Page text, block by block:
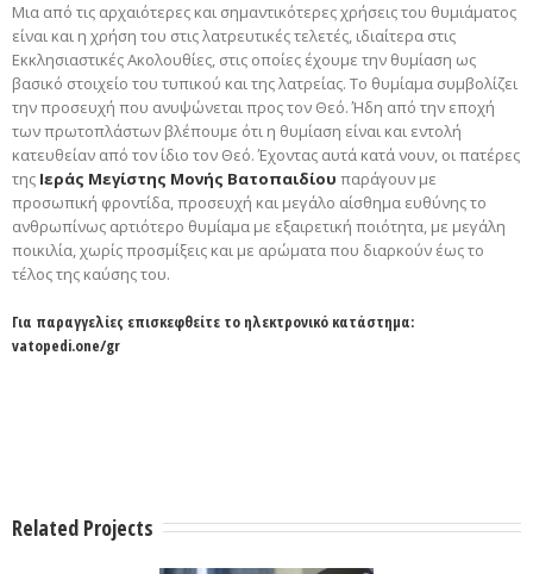
Μια από τις αρχαιότερες και σημαντικότερες χρήσεις του θυμιάματος
είναι και η χρήση του στις λατρευτικές τελετές, ιδιαίτερα στις
Εκκλησιαστικές Ακολουθίες, στις οποίες έχουμε την θυμίαση ως
βασικό στοιχείο του τυπικού και της λατρείας. Το θυμίαμα συμβολίζει
την προσευχή που ανυψώνεται προς τον Θεό. Ήδη από την εποχή
των πρωτοπλάστων βλέπουμε ότι η θυμίαση είναι και εντολή
κατευθείαν από τον ίδιο τον Θεό. Έχοντας αυτά κατά νουν, οι πατέρες
της Ιεράς Μεγίστης Μονής Βατοπαιδίου παράγουν με
προσωπική φροντίδα, προσευχή και μεγάλο αίσθημα ευθύνης το
ανθρωπίνως αρτιότερο θυμίαμα με εξαιρετική ποιότητα, με μεγάλη
ποικιλία, χωρίς προσμίξεις και με αρώματα που διαρκούν έως το
τέλος της καύσης του.
Για παραγγελίες επισκεφθείτε το ηλεκτρονικό κατάστημα:
vatopedi.one/gr
Related Projects